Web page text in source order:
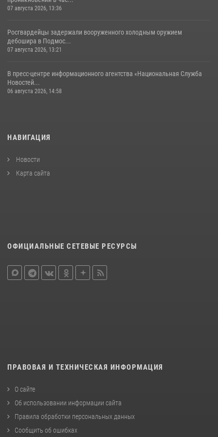
07 августа 2026, 13:36
Росгвардейцы задержали вооруженного холодным оружием
дебошира в Подмос...
07 августа 2026, 13:21
В пресс-центре информационного агентства «Национальная Служба
Новостей...
06 августа 2026, 14:58
НАВИГАЦИЯ
Новости
Карта сайта
ОФИЦИАЛЬНЫЕ СЕТЕВЫЕ РЕСУРСЫ
ПРАВОВАЯ И ТЕХНИЧЕСКАЯ ИНФОРМАЦИЯ
О сайте
Об использовании информации сайта
Правила обработки персональных данных
Сообщить об ошибках